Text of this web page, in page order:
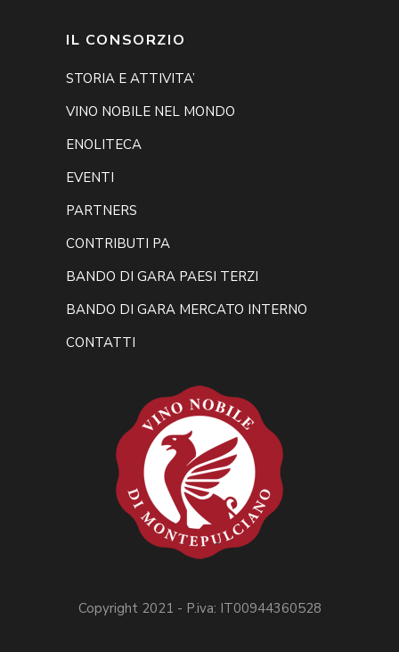
IL CONSORZIO
STORIA E ATTIVITA’
VINO NOBILE NEL MONDO
ENOLITECA
EVENTI
PARTNERS
CONTRIBUTI PA
BANDO DI GARA PAESI TERZI
BANDO DI GARA MERCATO INTERNO
CONTATTI
Copyright 2021 - P.iva: IT00944360528